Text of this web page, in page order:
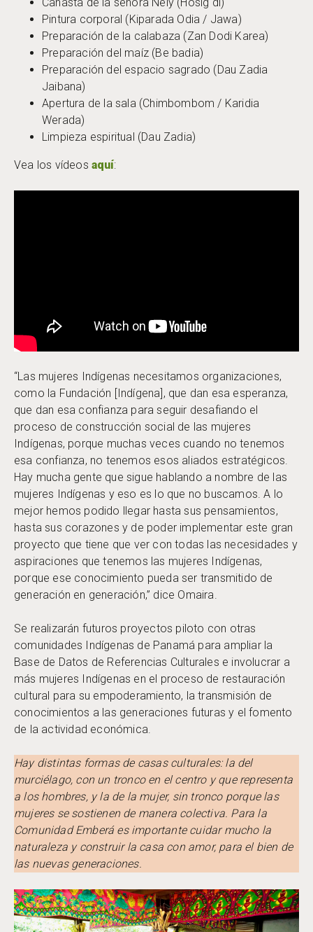
Pintura corporal (Kiparada Odia / Jawa)
Preparación de la calabaza (Zan Dodi Karea)
Preparación del maíz (Be badia)
Preparación del espacio sagrado (Dau Zadia
Jaibana)
Apertura de la sala (Chimbombom / Karidia
Werada)
Limpieza espiritual (Dau Zadia)
Vea los vídeos aquí:
“Las mujeres Indígenas necesitamos organizaciones,
como la Fundación [Indígena], que dan esa esperanza,
que dan esa confianza para seguir desafiando el
proceso de construcción social de las mujeres
Indígenas, porque muchas veces cuando no tenemos
esa confianza, no tenemos esos aliados estratégicos.
Hay mucha gente que sigue hablando a nombre de las
mujeres Indígenas y eso es lo que no buscamos. A lo
mejor hemos podido llegar hasta sus pensamientos,
hasta sus corazones y de poder implementar este gran
proyecto que tiene que ver con todas las necesidades y
aspiraciones que tenemos las mujeres Indígenas,
porque ese conocimiento pueda ser transmitido de
generación en generación,” dice Omaira.
Se realizarán futuros proyectos piloto con otras
comunidades Indígenas de Panamá para ampliar la
Base de Datos de Referencias Culturales e involucrar a
más mujeres Indígenas en el proceso de restauración
cultural para su empoderamiento, la transmisión de
conocimientos a las generaciones futuras y el fomento
de la actividad económica.
Hay distintas formas de casas culturales: la del
murciélago, con un tronco en el centro y que representa
a los hombres, y la de la mujer, sin tronco porque las
mujeres se sostienen de manera colectiva. Para la
Comunidad Emberá es importante cuidar mucho la
naturaleza y construir la casa con amor, para el bien de
las nuevas generaciones.